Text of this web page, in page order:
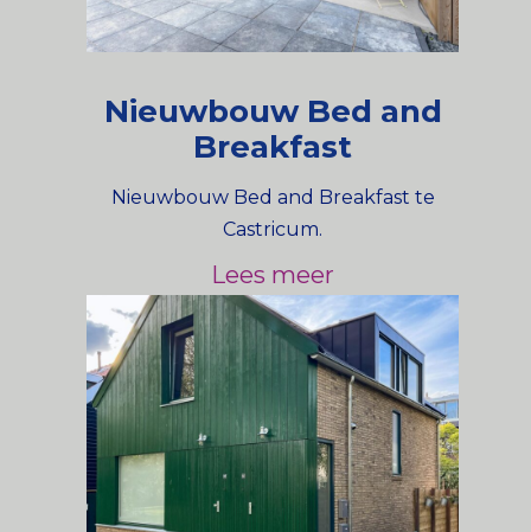
Nieuwbouw Bed and
Breakfast
Nieuwbouw Bed and Breakfast te
Castricum.
Lees meer